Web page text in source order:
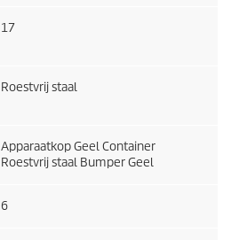
17
Roestvrij staal
Apparaatkop Geel Container
Roestvrij staal Bumper Geel
6